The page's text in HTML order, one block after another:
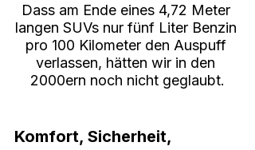
Dass am Ende eines 4,72 Meter
langen SUVs nur fünf Liter Benzin
pro 100 Kilometer den Auspuff
verlassen, hätten wir in den
2000ern noch nicht geglaubt.
Komfort, Sicherheit,